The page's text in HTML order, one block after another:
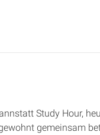
Study Hour,
gemeinsam